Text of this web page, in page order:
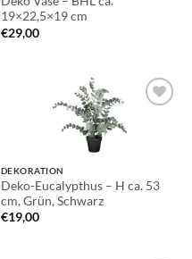
19×22,5×19 cm
€29,00
Wunschliste
DEKORATION
Deko-Eucalypthus – H ca. 53
cm, Grün, Schwarz
€19,00